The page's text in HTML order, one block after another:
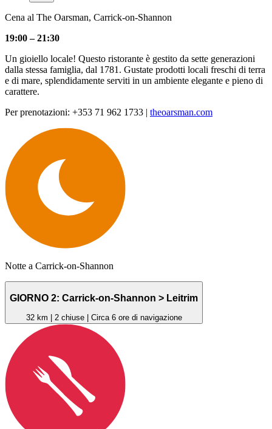
Cena al The Oarsman, Carrick-on-Shannon
19:00 – 21:30
Un gioiello locale! Questo ristorante è gestito da sette generazioni
dalla stessa famiglia, dal 1781. Gustate prodotti locali freschi di terra
e di mare, splendidamente serviti in un ambiente elegante e pieno di
carattere.
Per prenotazioni: +353 71 962 1733 | theoarsman.com
Notte a Carrick-on-Shannon
GIORNO 2: Carrick-on-Shannon > Leitrim
32 km | 2 chiuse | Circa 6 ore di navigazione